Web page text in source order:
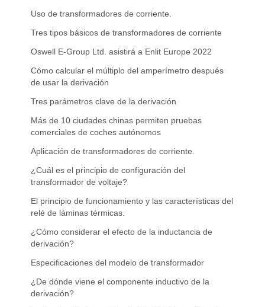
Uso de transformadores de corriente.
Tres tipos básicos de transformadores de corriente
Oswell E-Group Ltd. asistirá a Enlit Europe 2022
Cómo calcular el múltiplo del amperímetro después
de usar la derivación
Tres parámetros clave de la derivación
Más de 10 ciudades chinas permiten pruebas
comerciales de coches autónomos
Aplicación de transformadores de corriente.
¿Cuál es el principio de configuración del
transformador de voltaje?
El principio de funcionamiento y las características del
relé de láminas térmicas.
¿Cómo considerar el efecto de la inductancia de
derivación?
Especificaciones del modelo de transformador
¿De dónde viene el componente inductivo de la
derivación?